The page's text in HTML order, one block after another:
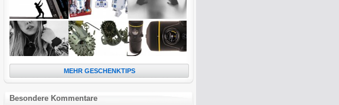
MEHR GESCHENKTIPS
Besondere Kommentare